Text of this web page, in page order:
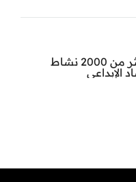
الفجيرة للإبداع: أكثر من 2000 نشاط
الإبداعي